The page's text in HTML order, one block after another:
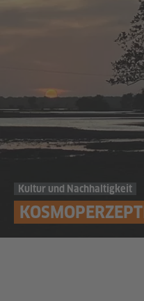
Kultur und Nachhaltigkeit